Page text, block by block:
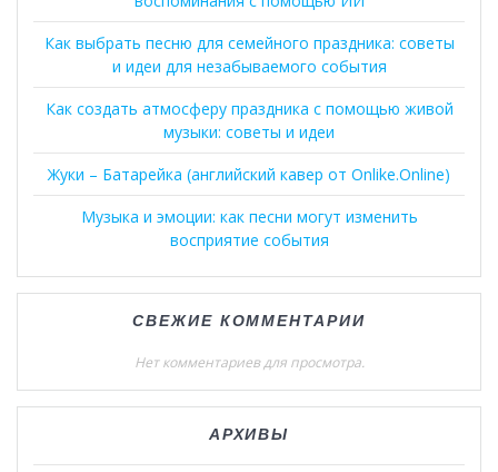
Как выбрать песню для семейного праздника: советы
и идеи для незабываемого события
Как создать атмосферу праздника с помощью живой
музыки: советы и идеи
Жуки – Батарейка (английский кавер от Onlike.Online)
Музыка и эмоции: как песни могут изменить
восприятие события
СВЕЖИЕ КОММЕНТАРИИ
Нет комментариев для просмотра.
АРХИВЫ